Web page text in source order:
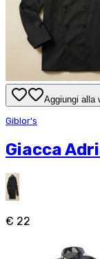
Aggiungi alla
Giblor's
Giacca
€ 22